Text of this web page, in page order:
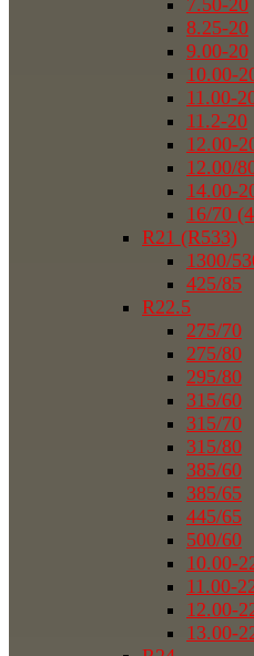
7.50-20
8.25-20
9.00-20
10.00-
11.00-
11.2-20
12.00-
12.00/
14.00-
16/70
R21 (R533)
1300/
425/85
R22.5
275/70
275/80
295/80
315/60
315/70
315/80
385/60
385/65
445/65
500/60
10.00-
11.00-
12.00-
13.00-